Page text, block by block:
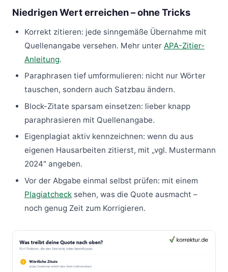
Niedrigen Wert erreichen – ohne Tricks
Korrekt zitieren: jede sinngemäße Übernahme mit
Quellenangabe versehen. Mehr unter APA-Zitier-
Anleitung.
Paraphrasen tief umformulieren: nicht nur Wörter
tauschen, sondern auch Satzbau ändern.
Block-Zitate sparsam einsetzen: lieber knapp
paraphrasieren mit Quellenangabe.
Eigenplagiat aktiv kennzeichnen: wenn du aus
eigenen Hausarbeiten zitierst, mit „vgl. Mustermann
2024" angeben.
Vor der Abgabe einmal selbst prüfen: mit einem
Plagiatcheck sehen, was die Quote ausmacht –
noch genug Zeit zum Korrigieren.